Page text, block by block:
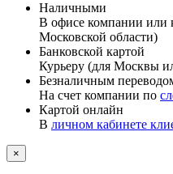
Наличными
В офисе компании или
Московской области)
Банковской картой
Курьеру (для Москвы
Безналичным
На счет компании по
Картой онлайн
В личном кабинете
×